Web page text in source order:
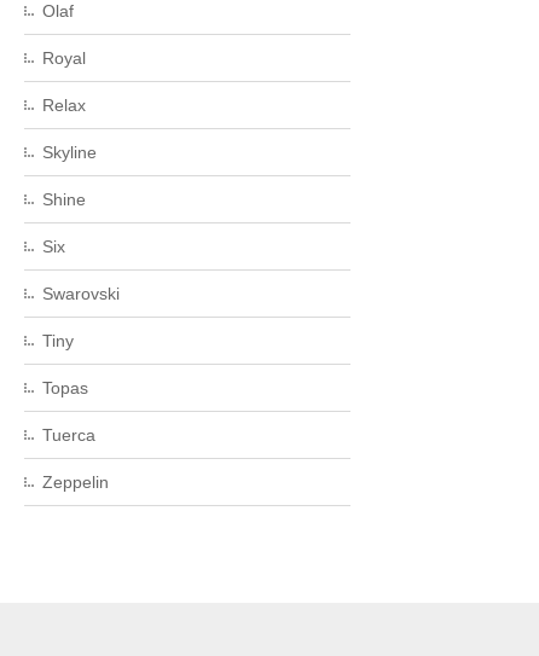
Olaf
Royal
Relax
Skyline
Shine
Six
Swarovski
Tiny
Topas
Tuerca
Zeppelin